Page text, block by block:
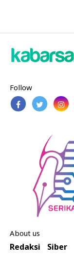
Follow
About us
Redaksi Siber